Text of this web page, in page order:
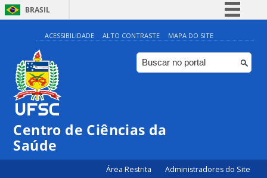
BRASIL
Simplifique!
Comunica BR
Participe
ACESSIBILIDADE ALTO CONTRASTE MAPA DO SITE
Centro de Ciências da
Saúde
Área Restrita Administradores do Site